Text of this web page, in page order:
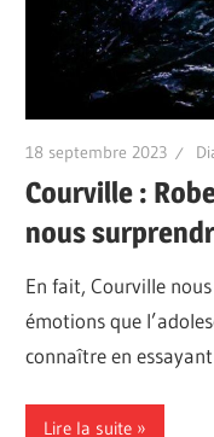
18 septembre 2023
Courville :
nous
En fait, Courville
émotions que
connaître en
Lire la suite